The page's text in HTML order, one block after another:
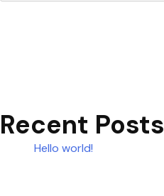
Recent Posts
Hello world!